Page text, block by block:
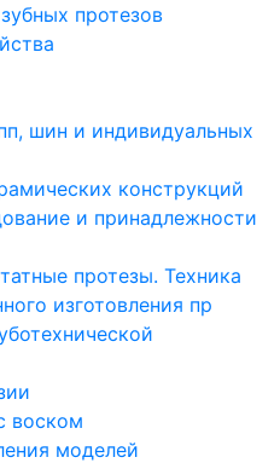
протезов
шин и индивидуальных
конструкций
и принадлежности
протезы. Техника
изготовления пр
воском
моделей